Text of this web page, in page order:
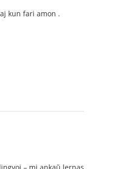
kun fari amon .
– mi ankaŭ lernas